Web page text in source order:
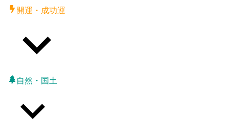
開運・成功運
自然・国土